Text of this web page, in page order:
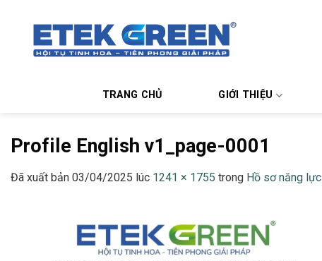
TRANG CHỦ GIỚI THIỆU
Profile English v1_page-0001
Đã xuất bản 03/04/2025 lúc 1241 × 1755 trong Hồ sơ năng lực